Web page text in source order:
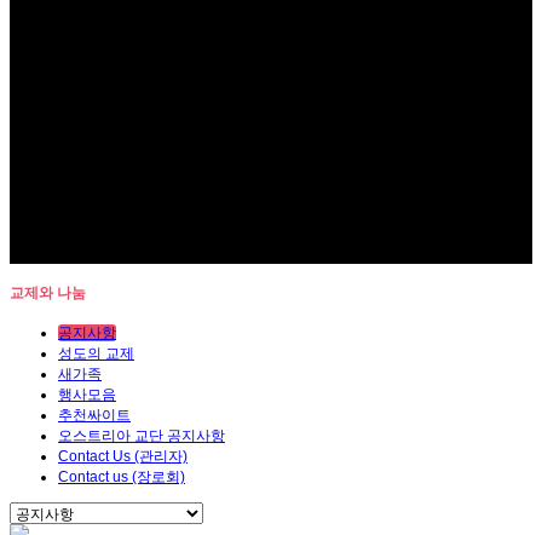
교제와 나눔
공지사항
성도의 교제
새가족
행사모음
추천싸이트
오스트리아 교단 공지사항
Contact Us (관리자)
Contact us (장로회)